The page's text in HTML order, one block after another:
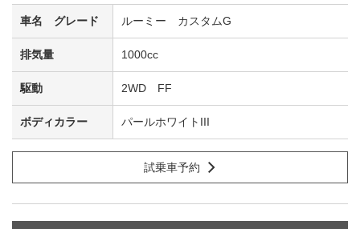
ルーミー カスタムG
1000cc
2WD FF
パールホワイトIII
試乗車予約